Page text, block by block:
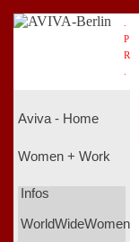
P
R
Aviva - Home
Women + Work
Infos
WorldWideWomen